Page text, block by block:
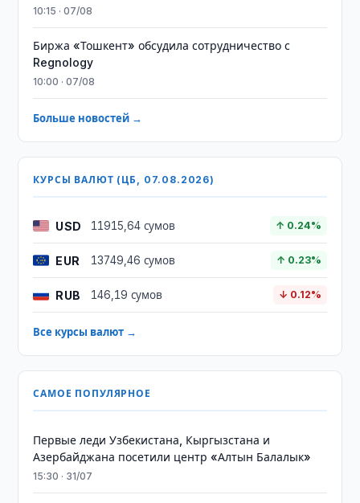
10:15 · 07/08
Биржа «Тошкент» обсудила сотрудничество с
Regnology
10:00 · 07/08
Больше новостей →
КУРСЫ ВАЛЮТ (ЦБ, 07.08.2026)
USD 11915,64 сумов ↑ 0.24%
EUR 13749,46 сумов ↑ 0.23%
RUB 146,19 сумов ↓ 0.12%
Все курсы валют →
САМОЕ ПОПУЛЯРНОЕ
Первые леди Узбекистана, Кыргызстана и
Азербайджана посетили центр «Алтын Балалык»
15:30 · 31/07